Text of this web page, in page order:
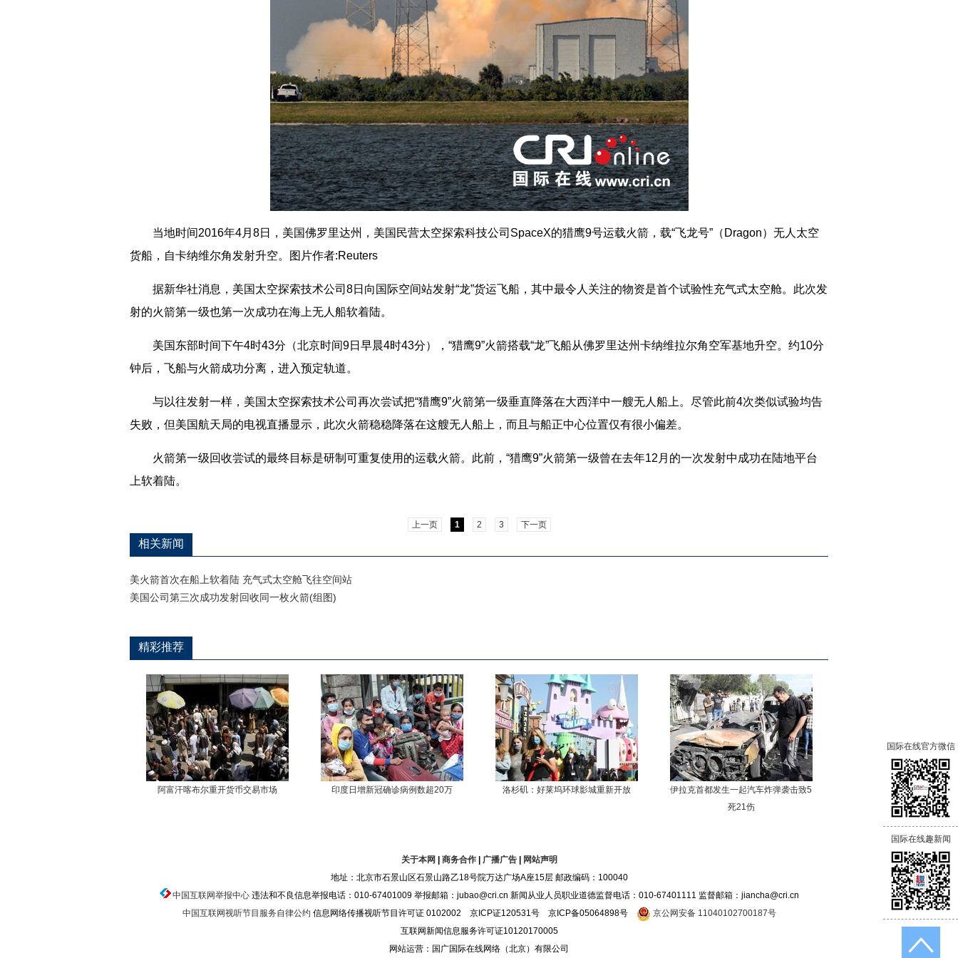
当地时间2016年4月8日，美国佛罗里达州，美国民营太空探索科技公司SpaceX的猎鹰9号运载火箭，载“飞龙号”（Dragon）无人太空
货船，自卡纳维尔角发射升空。图片作者:Reuters
据新华社消息，美国太空探索技术公司8日向国际空间站发射“龙”货运飞船，其中最令人关注的物资是首个试验性充气式太空舱。此次发
射的火箭第一级也第一次成功在海上无人船软着陆。
美国东部时间下午4时43分（北京时间9日早晨4时43分），“猎鹰9”火箭搭载“龙”飞船从佛罗里达州卡纳维拉尔角空军基地升空。约10分
钟后，飞船与火箭成功分离，进入预定轨道。
与以往发射一样，美国太空探索技术公司再次尝试把“猎鹰9”火箭第一级垂直降落在大西洋中一艘无人船上。尽管此前4次类似试验均告
失败，但美国航天局的电视直播显示，此次火箭稳稳降落在这艘无人船上，而且与船正中心位置仅有很小偏差。
火箭第一级回收尝试的最终目标是研制可重复使用的运载火箭。此前，“猎鹰9”火箭第一级曾在去年12月的一次发射中成功在陆地平台
上软着陆。
上一页 1 2 3 下一页
相关新闻
美火箭首次在船上软着陆 充气式太空舱飞往空间站
美国公司第三次成功发射回收同一枚火箭(组图)
精彩推荐
阿富汗喀布尔重开货币交易市场 印度日增新冠确诊病例数超20万 洛杉矶：好莱坞环球影城重新开放
伊拉克首都发生一起汽车炸弹袭击致5
死21伤
关于本网 商务合作| 广播广告|
网站声明
地址：北京市石景山区石景山路乙18号院万达广场A座15层 邮政编码：100040
中国互联网举报中心违法和不良信息举报电话：010-67401009 举报邮箱：jubao@cri.cn 新闻从业人员职业道德监督电话：010-67401111 监督邮箱：jiancha@cri.cn
中国互联网视听节目服务自律公约 信息网络传播视听节目许可证 0102002 京ICP证120531号 京ICP备05064898号
京公网安备 11040102700187号
互联网新闻信息服务许可证10120170005
网站运营：国广国际在线网络（北京）有限公司
国际在线官方微信
国际在线趣新闻